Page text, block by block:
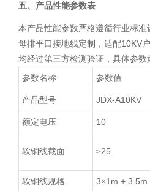
五、产品性能参数表
本产品性能参数严格遵循行业标
母排平口接地线定制，适配10KV
均经过第三方检测验证，具体参数
参数名称
参数值
产品型号 JDX-A10KV
额定电压 10
软铜线截面 ≥25
软铜线规格 3×1m + 3.5m